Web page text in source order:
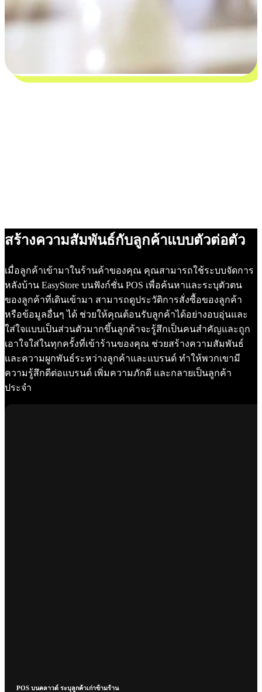
สร้างความสัมพันธ์กับลูกค้าแบบตัวต่อตัว
เมื่อลูกค้าเข้ามาในร้านค้าของคุณ คุณสามารถใช้ระบบจัดการ
หลังบ้าน EasyStore บนฟังก์ชั่น POS เพื่อค้นหาและระบุตัวตน
ของลูกค้าที่เดินเข้ามา สามารถดูประวัติการสั่งซื้อของลูกค้า
หรือข้อมูลอื่นๆ ได้ ช่วยให้คุณต้อนรับลูกค้าได้อย่างอบอุ่นและ
ใส่ใจแบบเป็นส่วนตัวมากขึ้นลูกค้าจะรู้สึกเป็นคนสำคัญและถูก
เอาใจใส่ในทุกครั้งที่เข้าร้านของคุณ ช่วยสร้างความสัมพันธ์
และความผูกพันธ์ระหว่างลูกค้าและแบรนด์ ทำให้พวกเขามี
ความรู้สึกดีต่อแบรนด์ เพิ่มความภักดี และกลายเป็นลูกค้า
ประจำ
POS บนคลาวด์ ระบุลูกค้าเก่าข้ามร้าน